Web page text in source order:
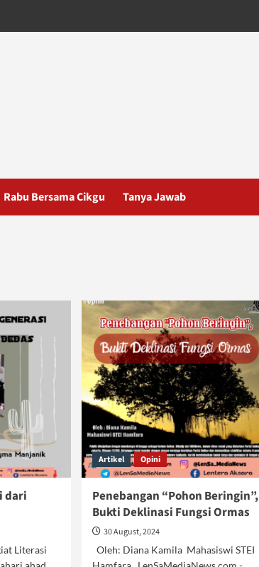
Rabu Bersama Cikgu Tanya Jawab
dari
Literasi
Artikel Opini
Penebangan “Pohon Beringin”,
Bukti Deklinasi Fungsi Ormas
30 August, 2024
Oleh: Diana Kamila Mahasiswi STEI